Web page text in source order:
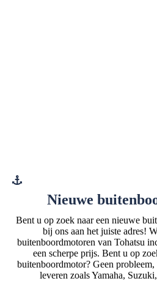
Nieuwe
Bent u op zoek naar een nieuwe
bij ons aan het juiste adres!
buitenboordmotoren van Tohatsu
een scherpe prijs. Bent u op
buitenboordmotor? Geen
leveren zoals Yamaha,